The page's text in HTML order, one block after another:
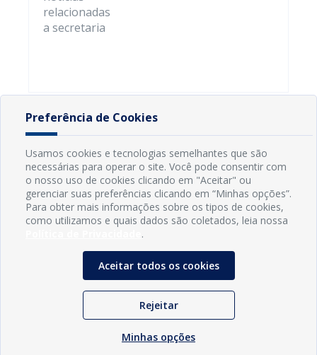
relacionadas
a secretaria
INFORMAÇÕES
Município de Conde - PB
CNPJ: 08.916.645/0001-80
LOC RODOVIA PB 018, SN, Centro, Conde, PB, 58322-000
(83) 3618-0548
Preferência de Cookies
Usamos cookies e tecnologias semelhantes que são
necessárias para operar o site. Você pode consentir com
o nosso uso de cookies clicando em "Aceitar" ou
gerenciar suas preferências clicando em “Minhas opções”.
Para obter mais informações sobre os tipos de cookies,
como utilizamos e quais dados são coletados, leia nossa
.
Aceitar todos os cookies
Rejeitar
Minhas opções